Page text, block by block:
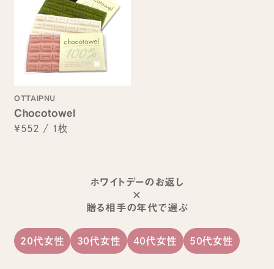
OTTAIPNU
Chocotowel
¥552 / 1枚
ホワイトデーのお返し
×
贈る相手の年代で選ぶ
20代女性 30代女性 40代女性 50代女性